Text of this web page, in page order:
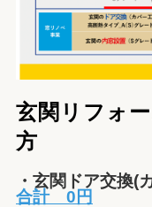
玄関リフォ
方
・玄関ドア交換(
合計 0円